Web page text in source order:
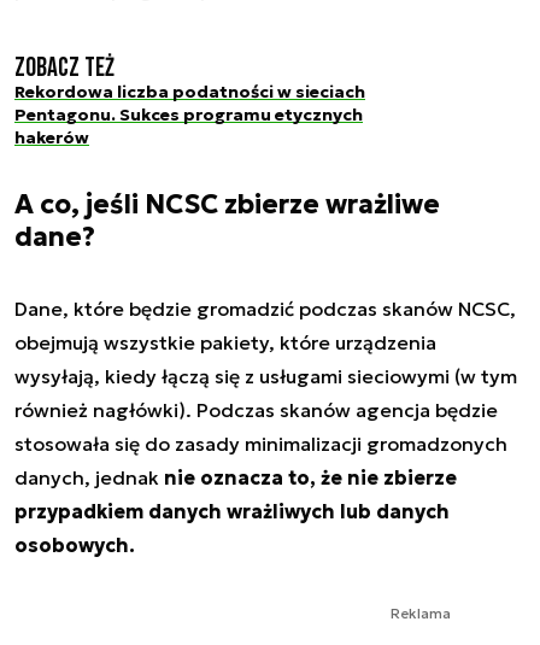
Zobacz też
Rekordowa liczba podatności w sieciach
Pentagonu. Sukces programu etycznych
hakerów
A co, jeśli NCSC zbierze wrażliwe
dane?
Dane, które będzie gromadzić podczas skanów NCSC,
obejmują wszystkie pakiety, które urządzenia
wysyłają, kiedy łączą się z usługami sieciowymi (w tym
również nagłówki). Podczas skanów agencja będzie
stosowała się do zasady minimalizacji gromadzonych
danych, jednak nie oznacza to, że nie zbierze
przypadkiem danych wrażliwych lub danych
osobowych.
Reklama